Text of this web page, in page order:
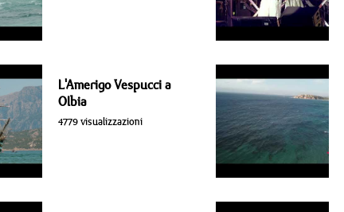
L'Amerigo Vespucci a
Olbia
4779 visualizzazioni